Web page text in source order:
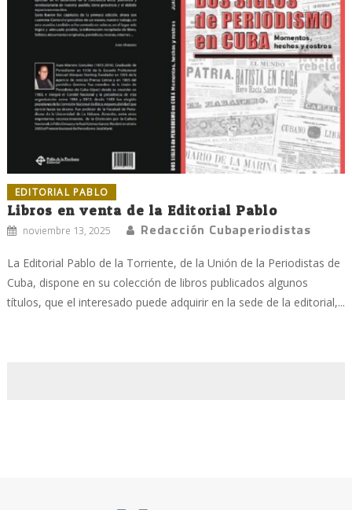
EDITORIAL PABLO
Libros en venta de la Editorial Pablo
noviembre 13, 2025 Redacción Cubaperiodistas
La Editorial Pablo de la Torriente, de la Unión de la Periodistas de
Cuba, dispone en su colección de libros publicados algunos
títulos, que el interesado puede adquirir en la sede de la editorial,...